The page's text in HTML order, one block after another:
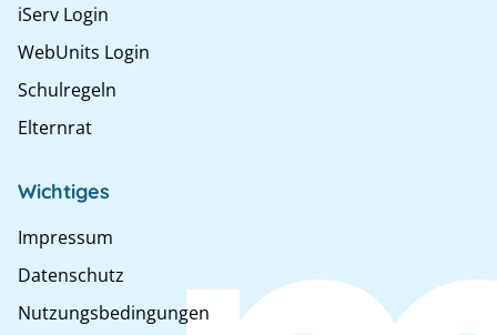
iServ Login
WebUnits Login
Schulregeln
Elternrat
Wichtiges
Impressum
Datenschutz
Nutzungsbedingungen